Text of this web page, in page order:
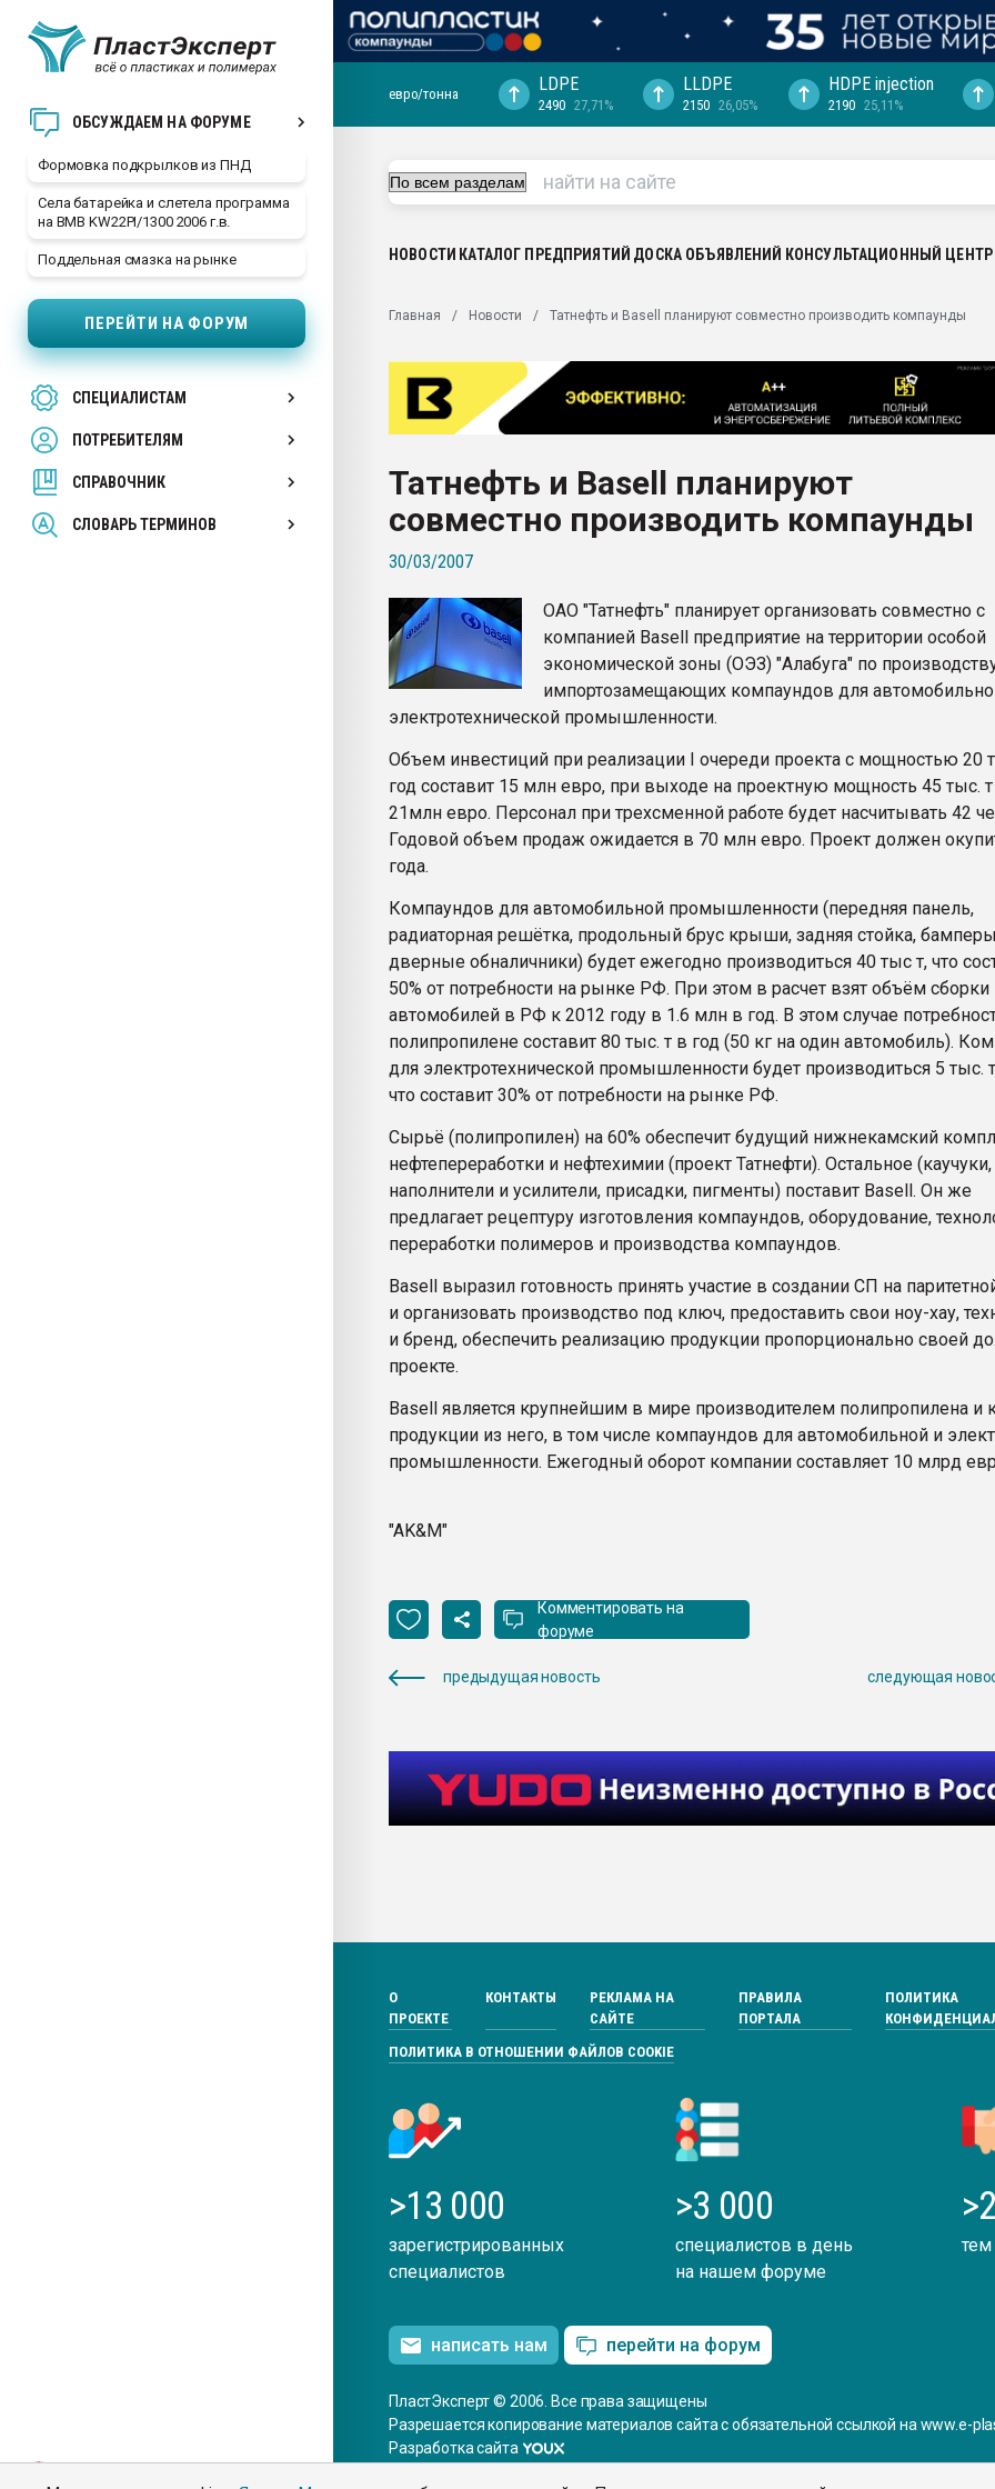
ОБСУЖДАЕМ НА ФОРУМЕ
Формовка подкрылков из ПНД
Села батарейка и слетела программа
на BMB KW22PI/1300 2006 г.в.
Поддельная смазка на рынке
ПЕРЕЙТИ НА ФОРУМ
СПЕЦИАЛИСТАМ
ПОТРЕБИТЕЛЯМ
СПРАВОЧНИК
СЛОВАРЬ ТЕРМИНОВ
29.07.2026 ФРП помог "Ижевскому
Вакуум-формовочные машины:
28.07.2026 Автоматизация выходит на
первый план в переработке
пластмасс
ситуацией на строительном рынке
Всё, что касается выдува ПЭТ
бутылок
ПЕРЕЙТИ НА ФОРУМ
евро/тонна LDPE
2490 27,71%
LLDPE
2150 26,05%
HDPE injection
2190 25,11%
НОВОСТИ КАТАЛОГ ПРЕДПРИЯТИЙ ДОСКА ОБЪЯВЛЕНИЙ КОНСУЛЬТАЦИОННЫЙ ЦЕНТР
Главная Новости Татнефть и Basell планируют совместно производить компаунды
Татнефть и Basell планируют
совместно производить компаунды
30/03/2007
ОАО "Татнефть" планирует организовать совместно с
компанией Basell предприятие на территории особой
экономической зоны (ОЭЗ) "Алабуга" по
импортозамещающих компаундов для
электротехнической промышленности.
Объем инвестиций при реализации I очереди проекта с мощностью 20
год составит 15 млн евро, при выходе на проектную мощность 45 тыс.
21млн евро. Персонал при трехсменной работе будет насчитывать 42
Годовой объем продаж ожидается в 70 млн евро. Проект должен
года.
Компаундов для автомобильной промышленности (передняя панель,
радиаторная решётка, продольный брус крыши, задняя стойка,
дверные обналичники) будет ежегодно производиться 40 тыс т, что
50% от потребности на рынке РФ. При этом в расчет взят объём сборки
автомобилей в РФ к 2012 году в 1.6 млн в год. В этом случае
полипропилене составит 80 тыс. т в год (50 кг на один автомобиль).
для электротехнической промышленности будет производиться 5 тыс.
что составит 30% от потребности на рынке РФ.
Сырьё (полипропилен) на 60% обеспечит будущий нижнекамский
нефтепереработки и нефтехимии (проект Татнефти). Остальное (каучуки,
наполнители и усилители, присадки, пигменты) поставит Basell. Он же
предлагает рецептуру изготовления компаундов, оборудование,
переработки полимеров и производства компаундов.
Basell выразил готовность принять участие в создании СП на
и организовать производство под ключ, предоставить свои ноу-хау,
и бренд, обеспечить реализацию продукции пропорционально своей
проекте.
Basell является крупнейшим в мире производителем полипропилена и
продукции из него, в том числе компаундов для автомобильной и
промышленности. Ежегодный оборот компании составляет 10 млрд
"AK&M"
Комментировать на
форуме
предыдущая новость следующая
О
ПРОЕКТЕ
КОНТАКТЫ
РЕКЛАМА НА
САЙТЕ
ПРАВИЛА
ПОРТАЛА
ПОЛИТИКА
ПОЛИТИКА В ОТНОШЕНИИ ФАЙЛОВ COOKIE
>13 000
зарегистрированных
специалистов
>3 000
специалистов в день
на нашем форуме
тем
написать нам перейти на форум
ПластЭксперт © 2006. Все права защищены
Разрешается копирование материалов сайта с обязательной ссылкой на www.e-
Разработка сайта